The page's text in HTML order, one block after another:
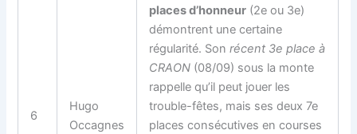
6
Hugo
Occagnes
places d’honneur (2e ou 3e)
démontrent une certaine
régularité. Sonrécent 3e place à
CRAON (08/09) sous la monte
rappelle qu’il peut jouer les
trouble-fêtes, mais ses deux 7e
places consécutives en courses